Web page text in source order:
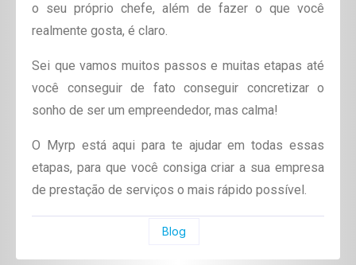
o seu próprio chefe, além de fazer o que você
realmente gosta, é claro.
Sei que vamos muitos passos e muitas etapas até
você conseguir de fato conseguir concretizar o
sonho de ser um empreendedor, mas calma!
O Myrp está aqui para te ajudar em todas essas
etapas, para que você consiga criar a sua empresa
de prestação de serviços o mais rápido possível.
Blog